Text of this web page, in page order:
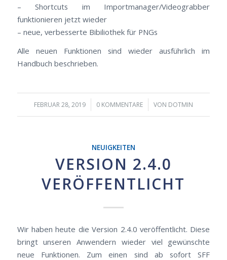
– Shortcuts im Importmanager/Videograbber
funktionieren jetzt wieder
– neue, verbesserte Bibiliothek für PNGs
Alle neuen Funktionen sind wieder ausführlich im
Handbuch beschrieben.
FEBRUAR 28, 2019
/ 0 KOMMENTARE
/ VON DOTMIN
NEUIGKEITEN
VERSION 2.4.0
VERÖFFENTLICHT
Wir haben heute die Version 2.4.0 veröffentlicht. Diese
bringt unseren Anwendern wieder viel gewünschte
neue Funktionen. Zum einen sind ab sofort SFF